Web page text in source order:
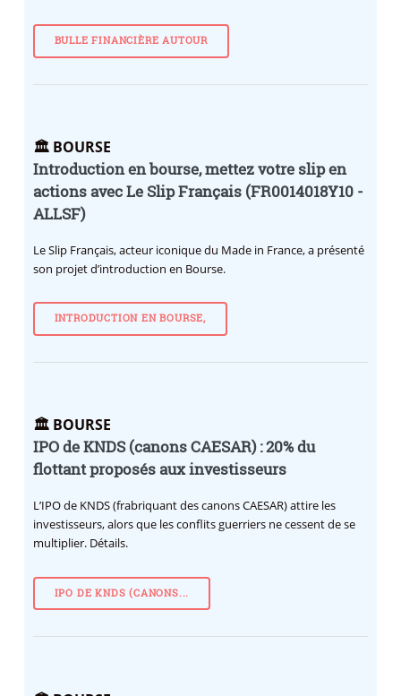
BULLE FINANCIÈRE AUTOUR
🏛️ BOURSE
Introduction en bourse, mettez votre slip en
actions avec Le Slip Français (FR0014018Y10 -
ALLSF)
Le Slip Français, acteur iconique du Made in France, a présenté
son projet d’introduction en Bourse.
INTRODUCTION EN BOURSE,
🏛️ BOURSE
IPO de KNDS (canons CAESAR) : 20% du
flottant proposés aux investisseurs
L’IPO de KNDS (frabriquant des canons CAESAR) attire les
investisseurs, alors que les conflits guerriers ne cessent de se
multiplier. Détails.
IPO DE KNDS (CANONS...